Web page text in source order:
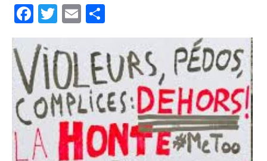
F
a
c
e
b
o
o
k
T
w
it
te
r
E
m
ai
h
a
re